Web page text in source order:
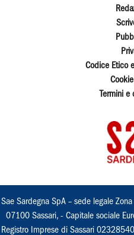
Codice Etico
Termini
Sae Sardegna SpA – sede legale
07100 Sassari, - Capitale sociale
Registro Imprese di Sassari